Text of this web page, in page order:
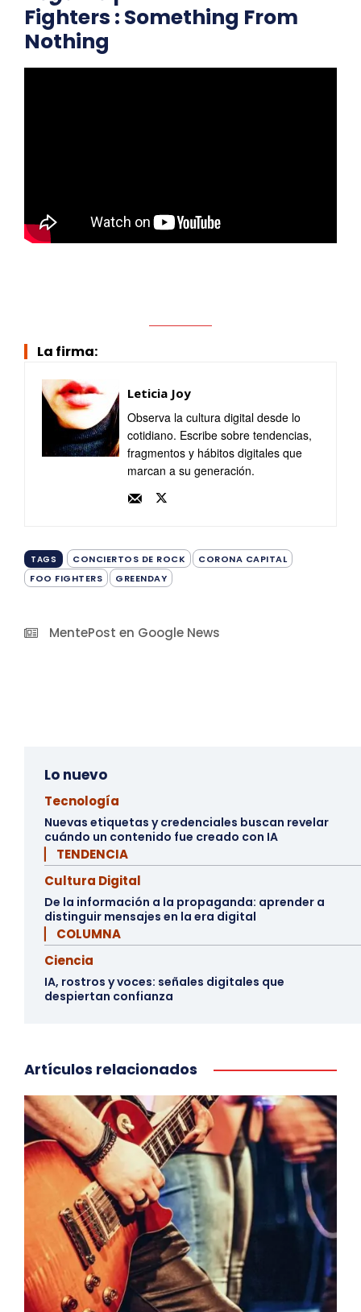
Fighters : Something From
Nothing
La firma:
Leticia Joy
Observa la cultura digital desde lo
cotidiano. Escribe sobre tendencias,
fragmentos y hábitos digitales que
marcan a su generación.
TAGS CONCIERTOS DE ROCK
CORONA CAPITAL
FOO FIGHTERS
GREENDAY
MentePost en Google News
Lo nuevo
Tecnología
Nuevas etiquetas y credenciales buscan revelar
cuándo un contenido fue creado con IA
▏ TENDENCIA
Cultura Digital
De la información a la propaganda: aprender a
distinguir mensajes en la era digital
▏ COLUMNA
Ciencia
IA, rostros y voces: señales digitales que
despiertan confianza
Artículos relacionados